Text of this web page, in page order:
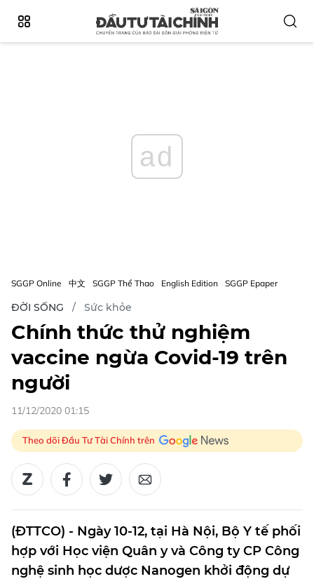
ad
SGGP Online 中文 SGGP Thể Thao English Edition SGGP Epaper
ĐỜI SỐNG Sức khỏe
Chính thức thử nghiệm
vaccine ngừa Covid-19 trên
người
11/12/2020 01:15
Theo dõi Đầu Tư Tài Chính trên
(ĐTTCO) - Ngày 10-12, tại Hà Nội, Bộ Y tế phối
hợp với Học viện Quân y và Công ty CP Công
nghệ sinh học dược Nanogen khởi động dự